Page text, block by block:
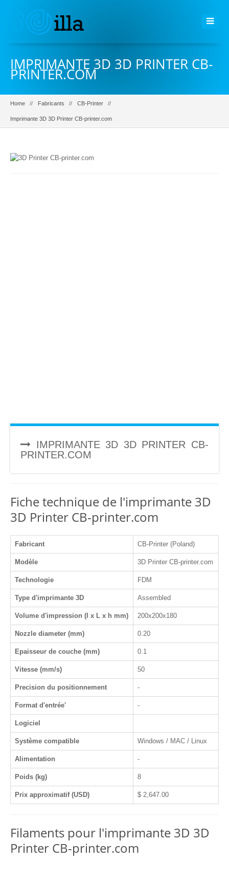
IMPRIMANTE 3D 3D PRINTER CB-
PRINTER.COM
Home Fabricants CB-Printer
Imprimante 3D 3D Printer CB-printer.com
IMPRIMANTE 3D 3D PRINTER CB-
PRINTER.COM
Fiche technique de l'imprimante 3D
3D Printer CB-printer.com
Fabricant CB-Printer (Poland)
Modèle 3D Printer CB-printer.com
Technologie FDM
Type d'imprimante 3D Assembled
Volume d'impression (l x L x h mm) 200x200x180
Nozzle diameter (mm) 0.20
Epaisseur de couche (mm) 0.1
Vitesse (mm/s) 50
Precision du positionnement -
Format d'entrée' -
Logiciel
Système compatible Windows / MAC / Linux
Alimentation -
Poids (kg) 8
Prix approximatif (USD) $ 2,647.00
Filaments pour l'imprimante 3D 3D
Printer CB-printer.com